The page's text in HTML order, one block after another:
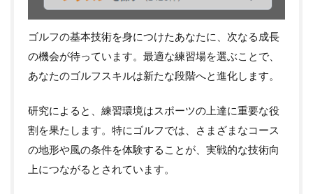
ゴルフの基本技術を身につけたあなたに、次なる成長
の機会が待っています。最適な練習場を選ぶことで、
あなたのゴルフスキルは新たな段階へと進化します。
研究によると、練習環境はスポーツの上達に重要な役
割を果たします。特にゴルフでは、さまざまなコース
の地形や風の条件を体験することが、実戦的な技術向
上につながるとされています。